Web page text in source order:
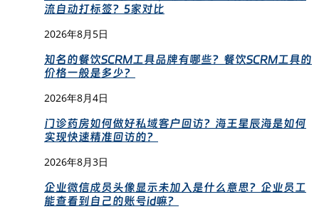
流自动打标签？5家对比
2026年8月5日
知名的餐饮SCRM工具品牌有哪些？餐饮SCRM工具的
价格一般是多少？
2026年8月4日
门诊药房如何做好私域客户回访？海王星辰海是如何
实现快速精准回访的？
2026年8月3日
企业微信成员头像显示未加入是什么意思？企业员工
能查看到自己的账号id嘛？